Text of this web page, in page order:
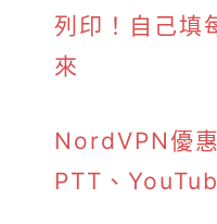
列印！自己填
來
NordVPN優
PTT、